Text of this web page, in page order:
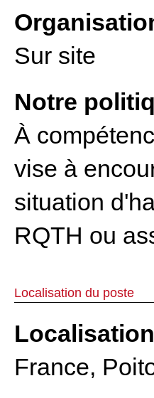
Sur site
Notre
À
vise à
situation
RQTH ou
Localisation du poste
France,